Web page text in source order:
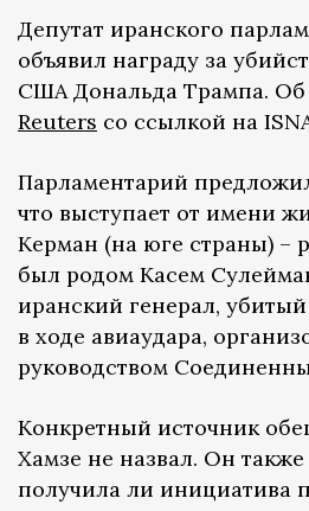
Депутат иранского
объявил награду за
США Дональда Трампа. Об
Reuters со ссылкой на
Парламентарий
что выступает от имени
Керман (на юге страны) –
был родом Касем
иранский генерал,
в ходе авиаудара,
руководством
Конкретный источник
Хамзе не назвал. Он
получила ли инициатива